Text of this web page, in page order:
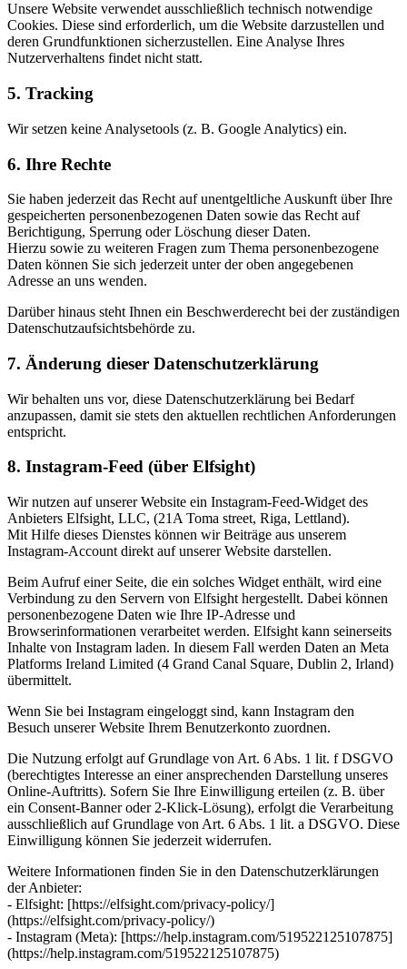
Unsere Website verwendet ausschließlich technisch notwendige
Cookies. Diese sind erforderlich, um die Website darzustellen und
deren Grundfunktionen sicherzustellen. Eine Analyse Ihres
Nutzerverhaltens findet nicht statt.
5. Tracking
Wir setzen keine Analysetools (z. B. Google Analytics) ein.
6. Ihre Rechte
Sie haben jederzeit das Recht auf unentgeltliche Auskunft über Ihre
gespeicherten personenbezogenen Daten sowie das Recht auf
Berichtigung, Sperrung oder Löschung dieser Daten.
Hierzu sowie zu weiteren Fragen zum Thema personenbezogene
Daten können Sie sich jederzeit unter der oben angegebenen
Adresse an uns wenden.
Darüber hinaus steht Ihnen ein Beschwerderecht bei der zuständigen
Datenschutzaufsichtsbehörde zu.
7. Änderung dieser Datenschutzerklärung
Wir behalten uns vor, diese Datenschutzerklärung bei Bedarf
anzupassen, damit sie stets den aktuellen rechtlichen Anforderungen
entspricht.
8. Instagram-Feed (über Elfsight)
Wir nutzen auf unserer Website ein Instagram-Feed-Widget des
Anbieters Elfsight, LLC, (21A Toma street, Riga, Lettland).
Mit Hilfe dieses Dienstes können wir Beiträge aus unserem
Instagram-Account direkt auf unserer Website darstellen.
Beim Aufruf einer Seite, die ein solches Widget enthält, wird eine
Verbindung zu den Servern von Elfsight hergestellt. Dabei können
personenbezogene Daten wie Ihre IP-Adresse und
Browserinformationen verarbeitet werden. Elfsight kann seinerseits
Inhalte von Instagram laden. In diesem Fall werden Daten an Meta
Platforms Ireland Limited (4 Grand Canal Square, Dublin 2, Irland)
übermittelt.
Wenn Sie bei Instagram eingeloggt sind, kann Instagram den
Besuch unserer Website Ihrem Benutzerkonto zuordnen.
Die Nutzung erfolgt auf Grundlage von Art. 6 Abs. 1 lit. f DSGVO
(berechtigtes Interesse an einer ansprechenden Darstellung unseres
Online-Auftritts). Sofern Sie Ihre Einwilligung erteilen (z. B. über
ein Consent-Banner oder 2-Klick-Lösung), erfolgt die Verarbeitung
ausschließlich auf Grundlage von Art. 6 Abs. 1 lit. a DSGVO. Diese
Einwilligung können Sie jederzeit widerrufen.
Weitere Informationen finden Sie in den Datenschutzerklärungen
der Anbieter:
- Elfsight: [https://elfsight.com/privacy-policy/]
(https://elfsight.com/privacy-policy/)
- Instagram (Meta): [https://help.instagram.com/519522125107875]
(https://help.instagram.com/519522125107875)